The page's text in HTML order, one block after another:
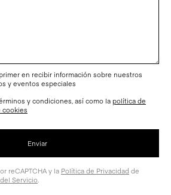
en recibir información sobre nuestros
y eventos especiales
y condiciones, así como la política de
cookies
reCAPTCHA y la Política de Privacidad de
Servicio.